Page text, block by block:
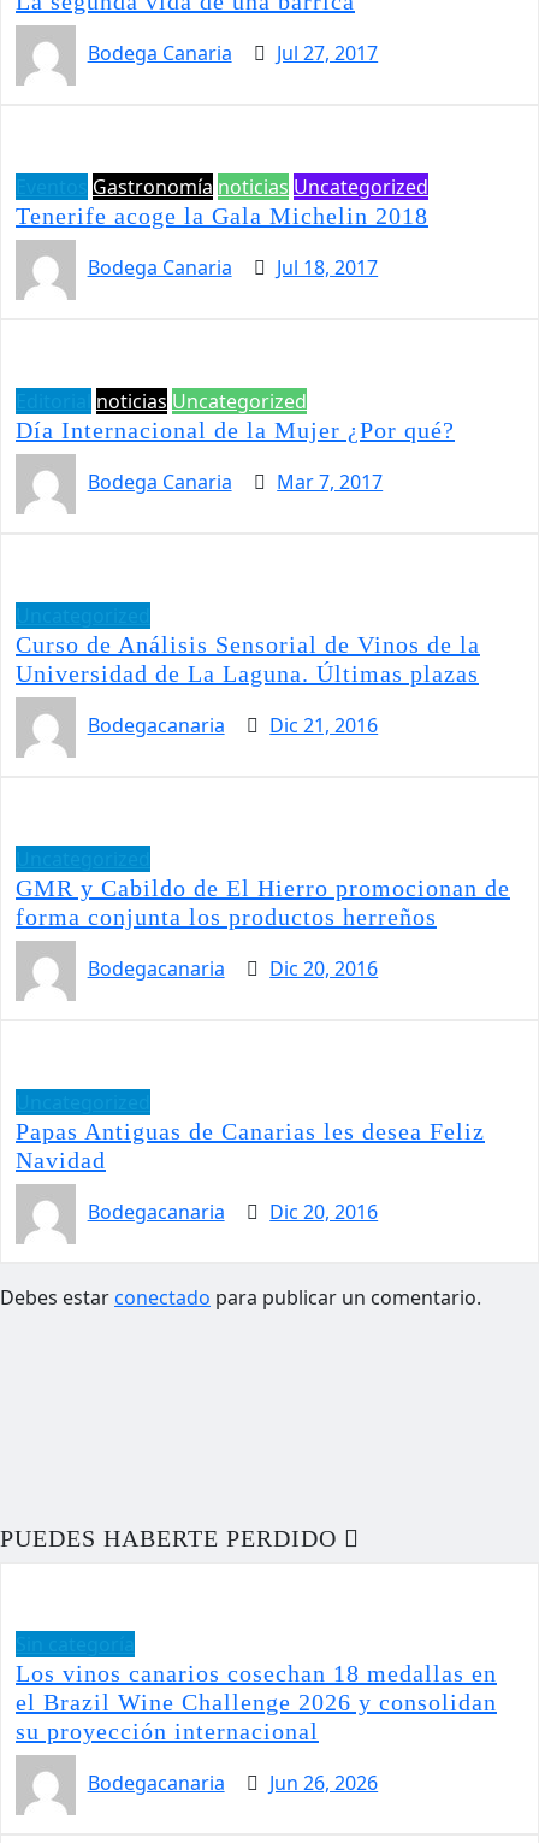
Bodega Canaria
Jul 27, 2017
Gastronomía noticias Uncategorized
Tenerife acoge la Gala Michelin 2018
Bodega Canaria
Jul 18, 2017
noticias Uncategorized
Día Internacional de la Mujer ¿Por qué?
Bodega Canaria
Mar 7, 2017
Curso de Análisis Sensorial de Vinos de la
Universidad de La Laguna. Últimas plazas
Bodegacanaria
Dic 21, 2016
GMR y Cabildo de El Hierro promocionan de
forma conjunta los productos herreños
Bodegacanaria
Dic 20, 2016
Papas Antiguas de Canarias les desea Feliz
Navidad
Bodegacanaria
Dic 20, 2016
Debes estarconectado para publicar un comentario.
PUEDES HABERTE PERDIDO
Los vinos canarios cosechan 18 medallas en
el Brazil Wine Challenge 2026 y consolidan
su proyección internacional
Bodegacanaria
Jun 26, 2026